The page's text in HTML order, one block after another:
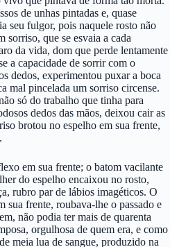
de unhas pintadas e, quase
seu fulgor, pois naquele rosto não
sorriso, que se esvaia a cada
da vida, dom que perde lentamente
a capacidade de sorrir com o
dedos, experimentou puxar a boca
mal pincelada um sorriso circense.
só do trabalho que tinha para
dedos das mãos, deixou cair as
brotou no espelho em sua frente,
em sua frente; o batom vacilante
do espelho encaixou no rosto,
rubro par de lábios imagéticos. O
sua frente, roubava-lhe o passado e
não podia ter mais de quarenta
orgulhosa de quem era, e como
meia lua de sangue, produzido na